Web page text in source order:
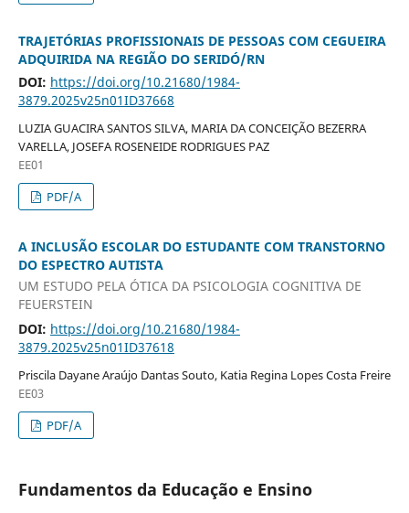
TRAJETÓRIAS PROFISSIONAIS DE PESSOAS COM CEGUEIRA
ADQUIRIDA NA REGIÃO DO SERIDÓ/RN
DOI: https://doi.org/10.21680/1984-
3879.2025v25n01ID37668
LUZIA GUACIRA SANTOS SILVA, MARIA DA CONCEIÇÃO BEZERRA
VARELLA, JOSEFA ROSENEIDE RODRIGUES PAZ
EE01
PDF/A
A INCLUSÃO ESCOLAR DO ESTUDANTE COM TRANSTORNO
DO ESPECTRO AUTISTA
UM ESTUDO PELA ÓTICA DA PSICOLOGIA COGNITIVA DE
FEUERSTEIN
DOI: https://doi.org/10.21680/1984-
3879.2025v25n01ID37618
Priscila Dayane Araújo Dantas Souto, Katia Regina Lopes Costa Freire
EE03
PDF/A
Fundamentos da Educação e Ensino